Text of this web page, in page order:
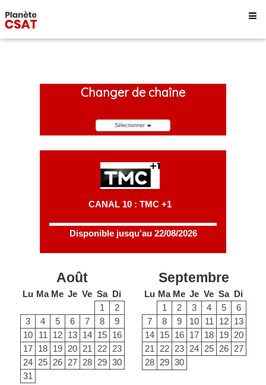
Changer de chaîne
Sélectionner
CANAL 10 : TMC +1
Disponible jusqu'au 22/08/2026
Août
Lu Ma Me Je Ve Sa Di
1
2
3
4 5 6 7 8
9
10
11 12 13 14 15 16
17 18 19 20 21 22 23
24 25 26 27 28 29 30
31
Septembre
Lu Ma Me Je Ve Sa Di
1
2 3 4 5
6
7
8 9 10 11 12 13
14 15 16 17 18 19 20
21
22 23 24 25 26 27
28 29 30